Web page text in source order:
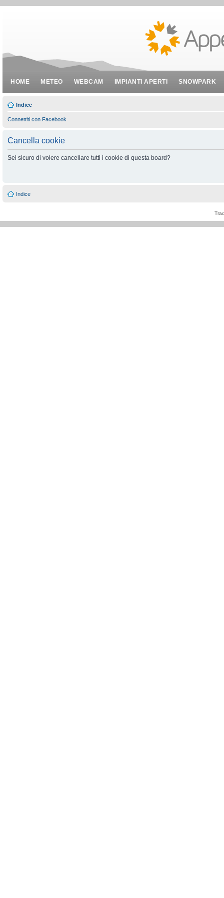
HOME METEO WEBCAM IMPIANTI APERTI SNOWPARK
Indice
Connettiti con Facebook
Cancella cookie
Sei sicuro di volere cancellare tutti i cookie di questa board?
Indice